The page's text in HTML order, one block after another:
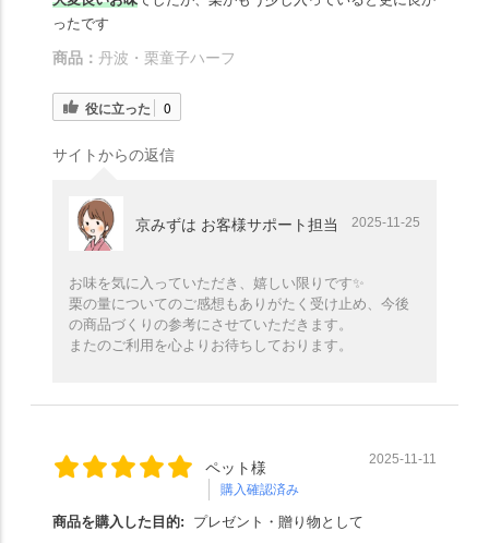
ったです
商品： 丹波・栗童子ハーフ
役に立った 0
サイトからの返信
京みずは お客様サポート担当 2025-11-25
お味を気に入っていただき、嬉しい限りです✨️
栗の量についてのご感想もありがたく受け止め、今後
の商品づくりの参考にさせていただきます。
またのご利用を心よりお待ちしております。
ペット様
購入確認済み
2025-11-11
商品を購入した目的:
プレゼント・贈り物として